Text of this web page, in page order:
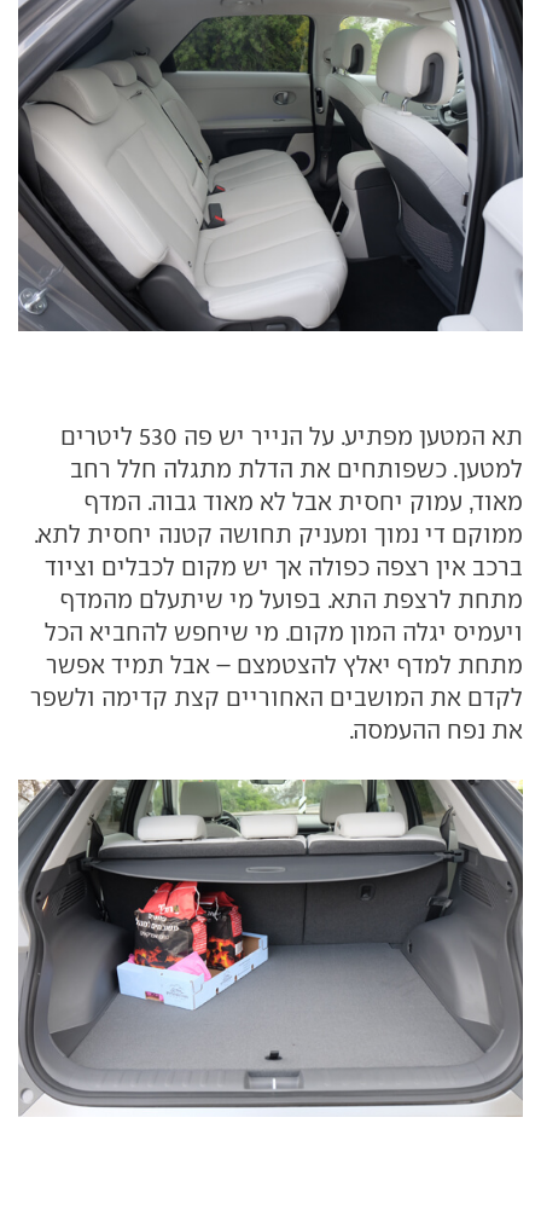
תא המטען מפתיע. על הנייר יש פה 530 ליטרים
למטען. כשפותחים את הדלת מתגלה חלל רחב
מאוד, עמוק יחסית אבל לא מאוד גבוה. המדף
ממוקם די נמוך ומעניק תחושה קטנה יחסית לתא.
ברכב אין רצפה כפולה אך יש מקום לכבלים וציוד
מתחת לרצפת התא. בפועל מי שיתעלם מהמדף
ויעמיס יגלה המון מקום. מי שיחפש להחביא הכל
מתחת למדף יאלץ להצטמצם – אבל תמיד אפשר
לקדם את המושבים האחוריים קצת קדימה ולשפר
את נפח ההעמסה.